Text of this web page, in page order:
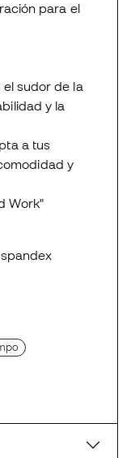
para el
el sudor de la
y la
a tus
y
Work"
spandex